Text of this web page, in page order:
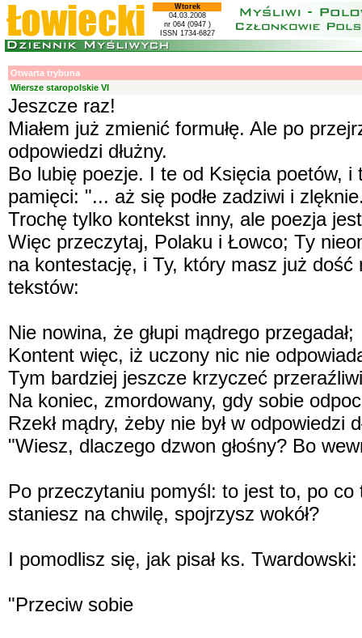
Wtorek
04.03.2008
nr 064 (0947 )
ISSN 1734-6827
Otwarta trybuna
Wiersze staropolskie VI
Jeszcze raz!
Miałem już zmienić formułę. Ale po
odpowiedzi dłużny.
Bo lubię poezje. I te od Księcia poetów,
pamięci: "... aż się podłe zadziwi i
Trochę tylko kontekst inny, ale poezja
Więc przeczytaj, Polaku i Łowco; Ty
na kontestację, i Ty, który masz już
tekstów:
Nie nowina, że głupi mądrego przegadał;
Kontent więc, iż uczony nic nie
Tym bardziej jeszcze krzyczeć
Na koniec, zmordowany, gdy sobie
Rzekł mądry, żeby nie był w odpowiedzi
"Wiesz, dlaczego dzwon głośny? Bo
Po przeczytaniu pomyśl: to jest to, po
staniesz na chwilę, spojrzysz wokół?
I pomodlisz się, jak pisał ks. Twardowski:
"Przeciw sobie